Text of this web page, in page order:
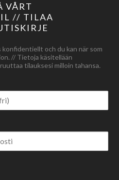
VÅRT
// TILAA
och du kan när som
// Tietoja käsitellään
tilauksesi milloin tahansa.